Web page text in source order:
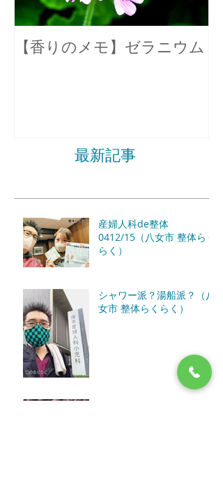
【香りのメモ】ゼラニウム
最新記事
産婦人科de整体
0412/15（八女市 整体らく
らく）
シャワー派？湯船派？（八
女市 整体らくらく）